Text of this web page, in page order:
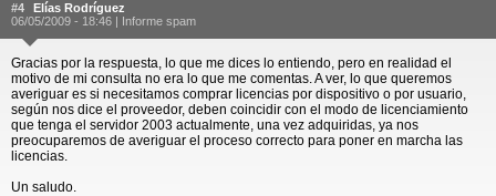
#4
Elías Rodríguez
06/05/2009 - 18:46 | Informe spam
Gracias por la respuesta, lo que me dices lo entiendo, pero en realidad el
motivo de mi consulta no era lo que me comentas. A ver, lo que queremos
averiguar es si necesitamos comprar licencias por dispositivo o por usuario,
según nos dice el proveedor, deben coincidir con el modo de licenciamiento
que tenga el servidor 2003 actualmente, una vez adquiridas, ya nos
preocuparemos de averiguar el proceso correcto para poner en marcha las
licencias.
Un saludo.